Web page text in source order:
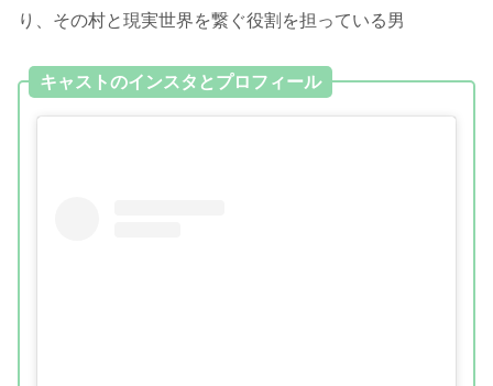
り、その村と現実世界を繋ぐ役割を担っている男
キャストのインスタとプロフィール